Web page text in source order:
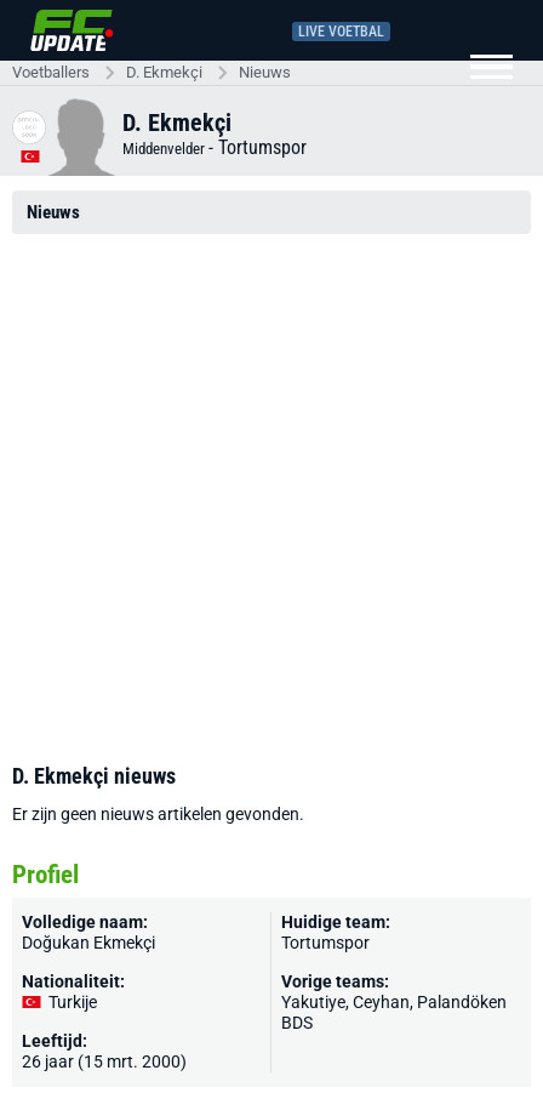
LIVE VOETBAL
Voetballers D. Ekmekçi Nieuws
D. Ekmekçi
Middenvelder - Tortumspor
Nieuws
D. Ekmekçi nieuws
Er zijn geen nieuws artikelen gevonden.
Profiel
Volledige naam:
Doğukan Ekmekçi
Nationaliteit:
Turkije
Leeftijd:
26 jaar (15 mrt. 2000)
Huidige team:
Tortumspor
Vorige teams:
Yakutiye, Ceyhan, Palandöken
BDS